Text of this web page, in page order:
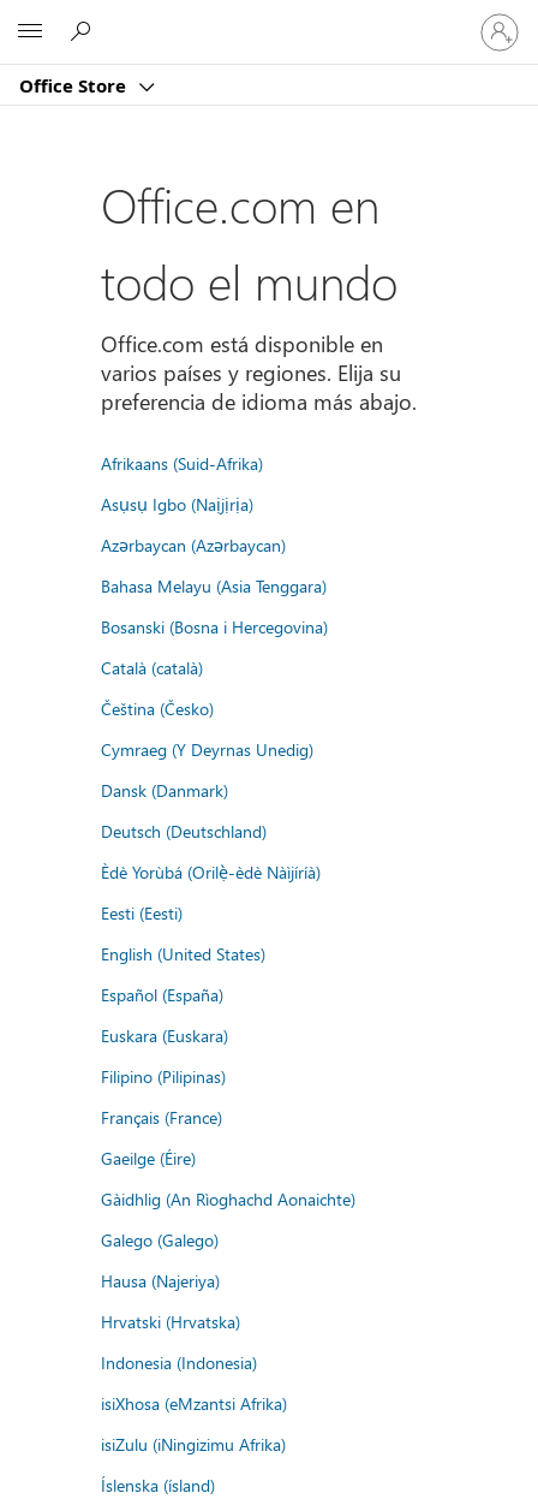
Office Store
Iniciar
sesión
en
cuenta
Office.com en
todo el mundo
Office.com está disponible en
varios países y regiones. Elija su
preferencia de idioma más abajo.
Afrikaans (Suid-Afrika)
Asụsụ Igbo (Naịjịrịa)
Azərbaycan (Azərbaycan)
Bahasa Melayu (Asia Tenggara)
Bosanski (Bosna i Hercegovina)
Català (català)
Čeština (Česko)
Cymraeg (Y Deyrnas Unedig)
Dansk (Danmark)
Deutsch (Deutschland)
Èdè Yorùbá (Orilẹ̀-èdè Nàìjíríà)
Eesti (Eesti)
English (United States)
Español (España)
Euskara (Euskara)
Filipino (Pilipinas)
Français (France)
Gaeilge (Éire)
Gàidhlig (An Rìoghachd Aonaichte)
Galego (Galego)
Hausa (Najeriya)
Hrvatski (Hrvatska)
Indonesia (Indonesia)
isiXhosa (eMzantsi Afrika)
isiZulu (iNingizimu Afrika)
Íslenska (ísland)